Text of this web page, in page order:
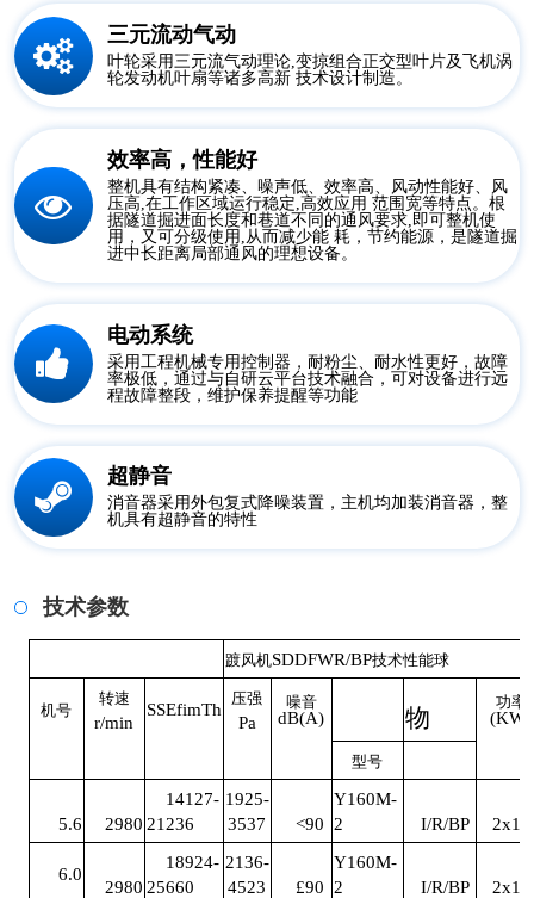
三元流动气动
叶轮采用三元流气动理论,变掠组合正交型叶片及飞机涡
轮发动机叶扇等诸多高新 技术设计制造。
效率高，性能好
整机具有结构紧凑、噪声低、效率高、风动性能好、风
压高,在工作区域运行稳定,高效应用 范围宽等特点。根
据隧道掘进面长度和巷道不同的通风要求,即可整机使
用，又可分级使用,从而减少能 耗，节约能源，是隧道掘
进中长距离局部通风的理想设备。
电动系统
采用工程机械专用控制器，耐粉尘、耐水性更好，故障
率极低，通过与自研云平台技术融合，可对设备进行远
程故障整段，维护保养提醒等功能
超静音
消音器采用外包复式降噪装置，主机均加装消音器，整
机具有超静音的特性
技术参数
踱风机SDDFWR/BP技术性能球
机号
转速
r/min
SSEfimTh
压强
Pa
噪音
dB(A) 物
功率
(KW)
型号
5.6 2980
14127-
21236
1925-
3537
<90
Y160M-
2
I/R/BP 2x11
6.0
2980
18924-
25660
2136-
4523
£90
Y160M-
2
I/R/BP
2x15